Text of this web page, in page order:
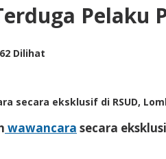
Pelaku
Dilihat
secara eksklusif di RSUD,
wawancara secara